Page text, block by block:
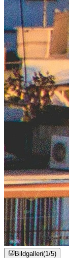
Bildgalleri(1/5)